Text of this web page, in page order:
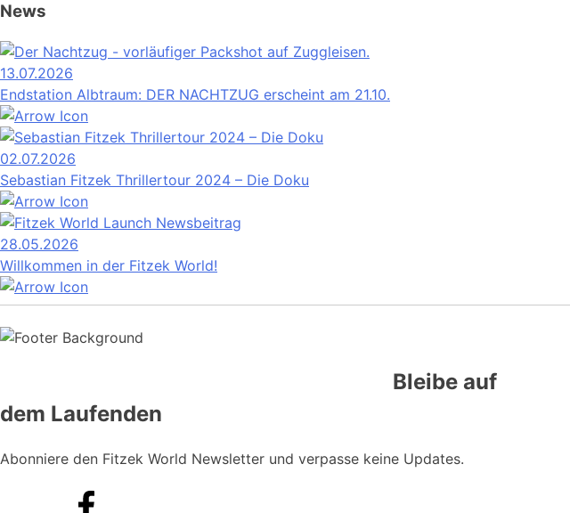
News
13.07.2026
Endstation Albtraum: DER NACHTZUG erscheint am 21.10.
02.07.2026
Sebastian Fitzek Thrillertour 2024 – Die Doku
28.05.2026
Willkommen in der Fitzek World!
Bleibe auf
dem Laufenden
Abonniere den Fitzek World Newsletter und verpasse keine Updates.